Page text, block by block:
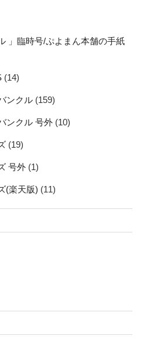
」臨時号/ぷよまん本舗の手紙
(14)
ンクル (159)
ンクル 号外 (10)
(19)
号外 (1)
(楽天版) (11)